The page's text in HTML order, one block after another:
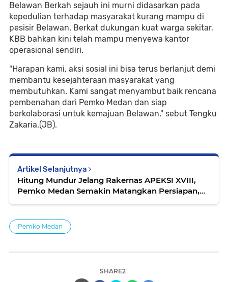
Belawan Berkah sejauh ini murni didasarkan pada
kepedulian terhadap masyarakat kurang mampu di
pesisir Belawan. Berkat dukungan kuat warga sekitar,
KBB bahkan kini telah mampu menyewa kantor
operasional sendiri.
"Harapan kami, aksi sosial ini bisa terus berlanjut demi
membantu kesejahteraan masyarakat yang
membutuhkan. Kami sangat menyambut baik rencana
pembenahan dari Pemko Medan dan siap
berkolaborasi untuk kemajuan Belawan," sebut Tengku
Zakaria.(JB).
Artikel Selanjutnya
Hitung Mundur Jelang Rakernas APEKSI XVIII,
Pemko Medan Semakin Matangkan Persiapan,
Pemko Medan
SHARE2